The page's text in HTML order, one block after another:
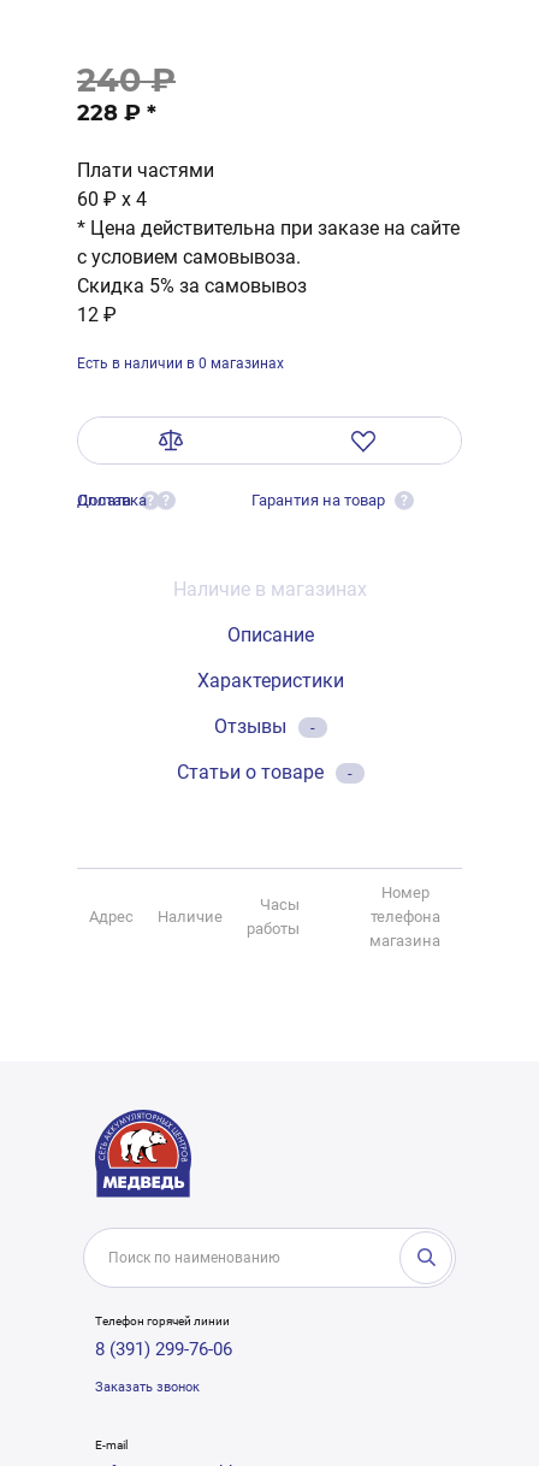
240 ₽
228 ₽ *
Плати частями
60 ₽ x 4
* Цена действительна при заказе на сайте
с условием самовывоза.
Скидка 5% за самовывоз
12 ₽
Есть в наличии в 0 магазинах
Оплата ?
Доставка ? Гарантия на товар ?
Наличие в магазинах
Описание
Характеристики
Отзывы
-
Статьи о товаре -
Адрес Наличие
Часы
работы
Номер
телефона
магазина
Телефон горячей линии
8 (391) 299-76-06
Заказать звонок
E-mail